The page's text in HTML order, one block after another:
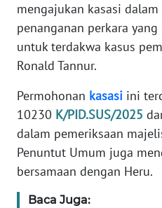
mengajukan kasasi
penanganan perkara
untuk terdakwa kasus
Ronald Tannur.
Permohonan kasasi ini
10230 K/PID.SUS/2025
dalam pemeriksaan
Penuntut Umum juga
bersamaan dengan Heru.
Baca Juga:
INDEKS
KONTAK
KAMI
INFO
IKLAN
KAMI